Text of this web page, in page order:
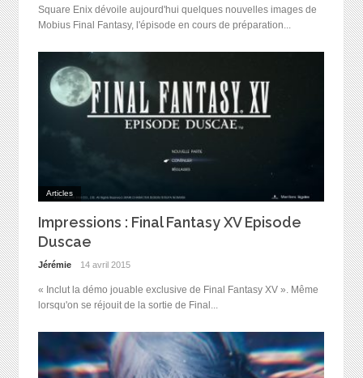
Square Enix dévoile aujourd'hui quelques nouvelles images de
Mobius Final Fantasy, l'épisode en cours de préparation...
Articles
Impressions : Final Fantasy XV Episode
Duscae
Jérémie 14 avril 2015
« Inclut la démo jouable exclusive de Final Fantasy XV ». Même
lorsqu'on se réjouit de la sortie de Final...